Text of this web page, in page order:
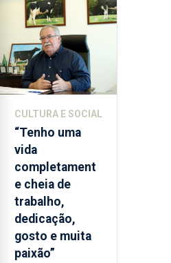
lapas
entre
2022
e
2026.
A
Flores
apresenta
um
“decréscimo
significativo”
da
CPUE
entre
CULTURA E SOCIAL
“Tenho uma
vida
completament
e cheia de
trabalho,
dedicação,
gosto e muita
paixão”